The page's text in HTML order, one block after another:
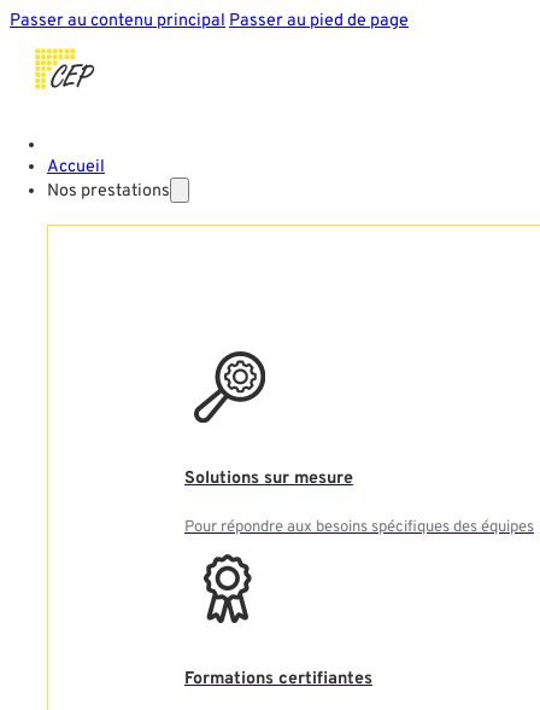
Passer au contenu principal Passer au pied de page
Accueil
Nos prestations
Solutions sur mesure
Pour répondre aux besoins spécifiques des équipes
Formations certifiantes